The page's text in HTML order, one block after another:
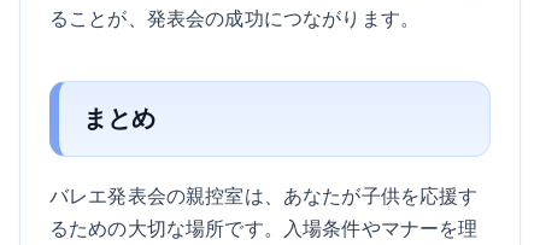
ることが、発表会の成功につながります。
まとめ
バレエ発表会の親控室は、あなたが子供を応援す
るための大切な場所です。入場条件やマナーを理